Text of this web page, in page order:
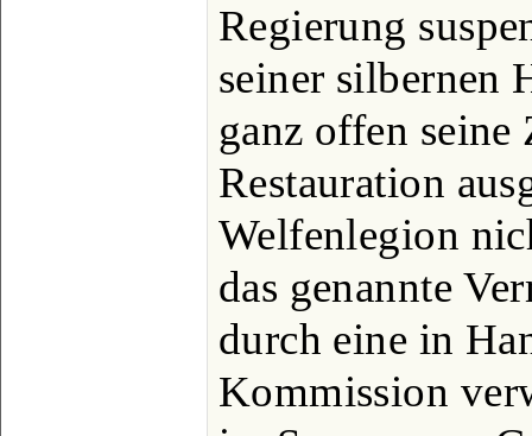
Regierung
seiner silbernen
ganz offen
Restauration
Welfenlegion
das genannte
durch eine in
Kommission